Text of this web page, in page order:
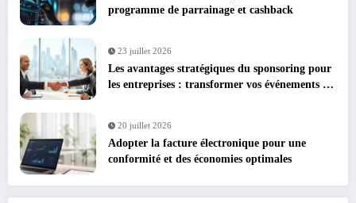
programme de parrainage et cashback
23 juillet 2026
Les avantages stratégiques du sponsoring pour
les entreprises : transformer vos événements en
20 juillet 2026
Adopter la facture électronique pour une
conformité et des économies optimales